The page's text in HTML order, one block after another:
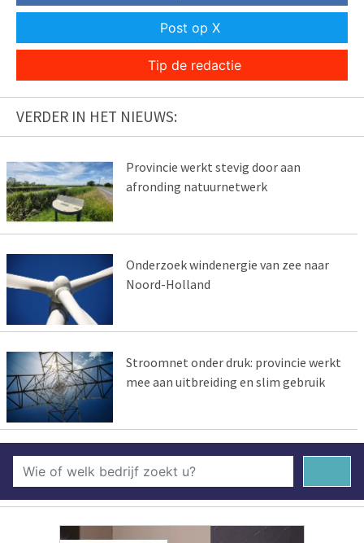
Post op X
Tip de redactie
VERDER IN HET NIEUWS:
Provincie werkt stevig door aan
afronding natuurnetwerk
Onderzoek windenergie van zee naar
Noord-Holland
Stroomnet onder druk: provincie werkt
mee aan uitbreiding en slim gebruik